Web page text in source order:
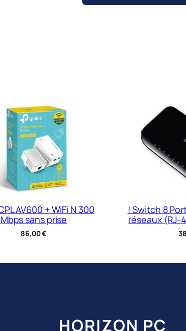
AV600 + WiFi N 300
Mbps sans prise
86,00€
! Switch 8
réseaux (RJ-
HORIZON PC